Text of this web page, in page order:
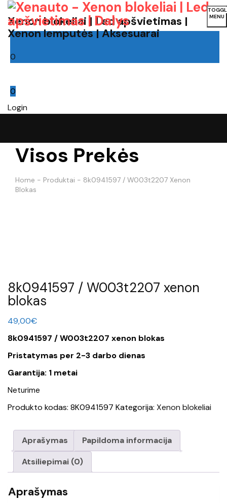
Xenon blokeliai | Led apšvietimas |
Xenon lemputės | Aksesuarai
0
0
Login
MENU
Visos Prekės
Home - Produktai - 8k0941597 / W003t2207 Xenon
Blokas
8k0941597 / W003t2207 xenon
blokas
49,00€
8k0941597 / W003t2207 xenon blokas
Pristatymas per 2-3 darbo dienas
Garantija: 1 metai
Neturime
Produkto kodas: 8K0941597 Kategorija: Xenon blokeliai
Aprašymas
Papildoma informacija
Atsiliepimai (0)
Aprašymas